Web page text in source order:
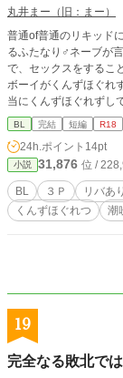
丸井まー（旧：まー）
普通of普通のリキッド
るふたなり♂ネーブが
で、セックスをするこ
ボーイがくんずほぐれずセッ
当にくんずほぐれずし
ます。すいませんっ！
トノベルズさんでも公
BL 完結 短編 R18
24h.ポイント 14pt
小説 31,876 位 /
BL ３Ｐ リバあり
くんずほぐれつ
潮
19
完全なる敗北で